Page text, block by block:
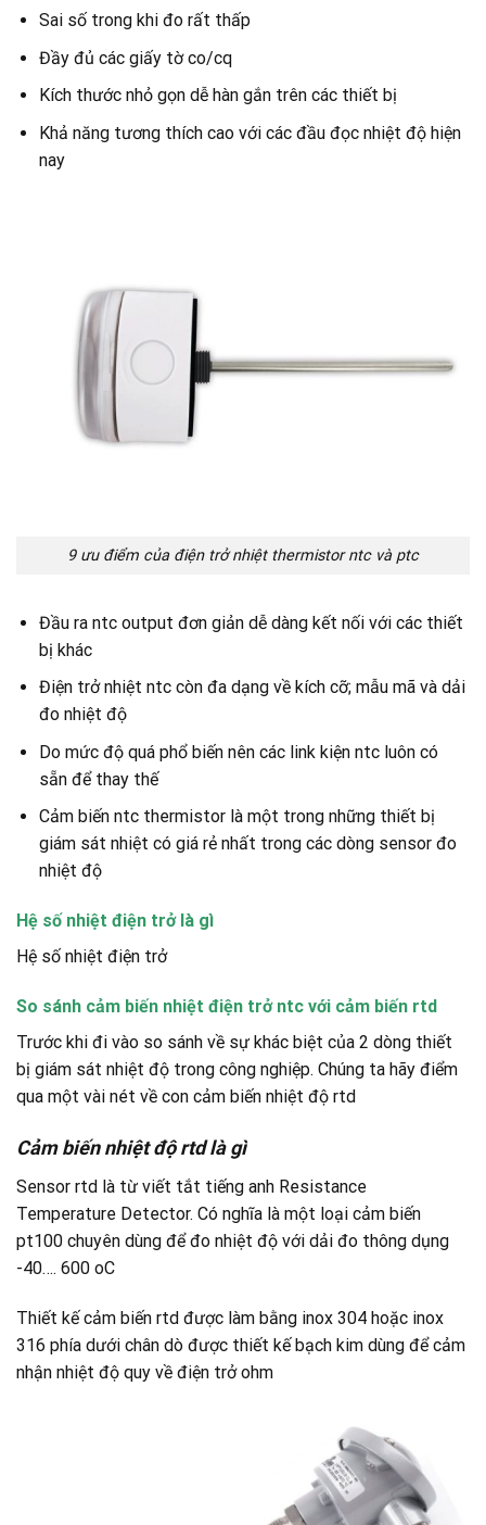
Sai số trong khi đo rất thấp
Đầy đủ các giấy tờ co/cq
Kích thước nhỏ gọn dễ hàn gắn trên các thiết bị
Khả năng tương thích cao với các đầu đọc nhiệt độ hiện
nay
9 ưu điểm của điện trở nhiệt thermistor ntc và ptc
Đầu ra ntc output đơn giản dễ dàng kết nối với các thiết
bị khác
Điện trở nhiệt ntc còn đa dạng về kích cỡ; mẫu mã và dải
đo nhiệt độ
Do mức độ quá phổ biến nên các link kiện ntc luôn có
sẵn để thay thế
Cảm biến ntc thermistor là một trong những thiết bị
giám sát nhiệt có giá rẻ nhất trong các dòng sensor đo
nhiệt độ
Hệ số nhiệt điện trở là gì
Hệ số nhiệt điện trở
So sánh cảm biến nhiệt điện trở ntc với cảm biến rtd
Trước khi đi vào so sánh về sự khác biệt của 2 dòng thiết
bị giám sát nhiệt độ trong công nghiệp. Chúng ta hãy điểm
qua một vài nét về con cảm biến nhiệt độ rtd
Cảm biến nhiệt độ rtd là gì
Sensor rtd là từ viết tắt tiếng anh Resistance
Temperature Detector. Có nghĩa là một loại cảm biến
pt100 chuyên dùng để đo nhiệt độ với dải đo thông dụng
-40…. 600 oC
Thiết kế cảm biến rtd được làm bằng inox 304 hoặc inox
316 phía dưới chân dò được thiết kế bạch kim dùng để cảm
nhận nhiệt độ quy về điện trở ohm